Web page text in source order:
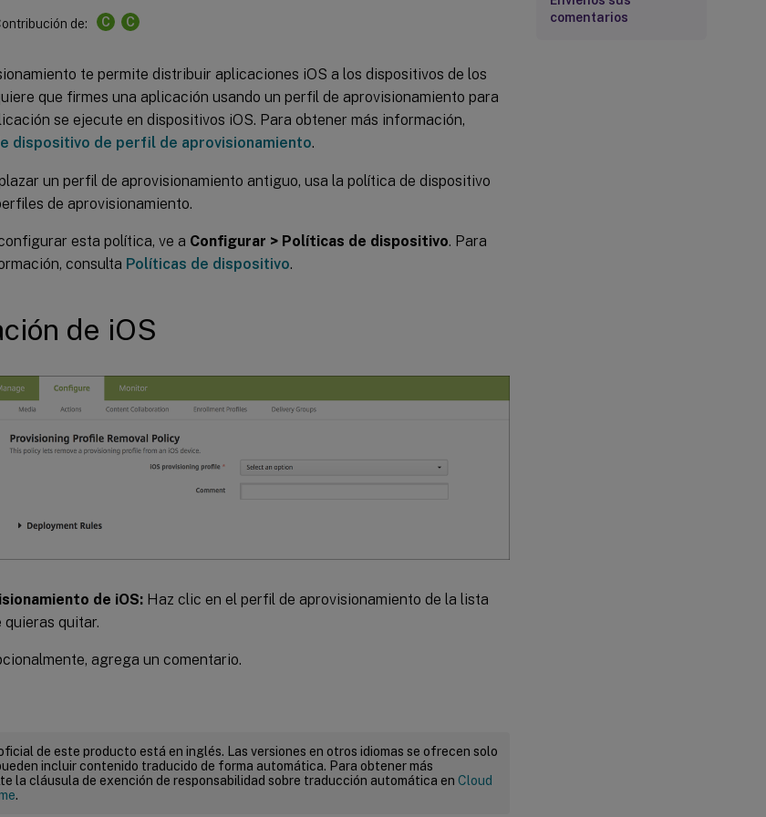
de: C C
te permite distribuir aplicaciones iOS a los dispositivos de los
que firmes una aplicación usando un perfil de aprovisionamiento para
se ejecute en dispositivos iOS. Para obtener más información,
dispositivo de perfil de aprovisionamiento.
un perfil de aprovisionamiento antiguo, usa la política de dispositivo
de aprovisionamiento.
esta política, ve a Configurar > Políticas de dispositivo. Para
consulta Políticas de dispositivo.
de iOS
de iOS: Haz clic en el perfil de aprovisionamiento de la lista
quieras quitar.
agrega un comentario.
de este producto está en inglés. Las versiones en otros idiomas se ofrecen solo
incluir contenido traducido de forma automática. Para obtener más
la cláusula de exención de responsabilidad sobre traducción automática en Cloud
.
comentarios